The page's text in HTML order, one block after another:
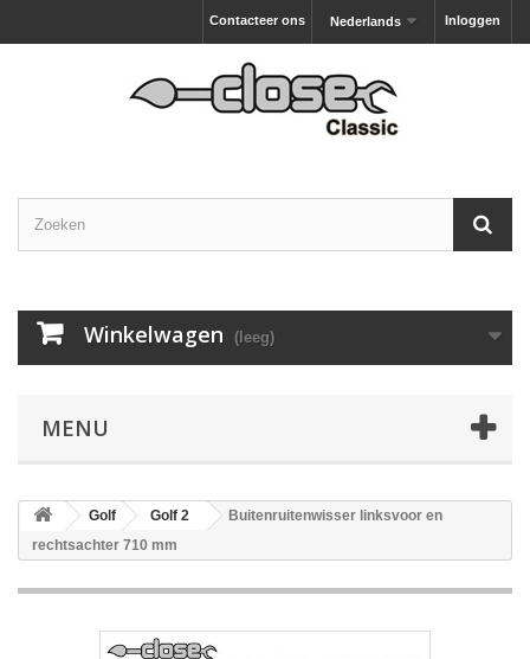
Inloggen
Nederlands
Contacteer ons
Winkelwagen (leeg)
MENU
Golf Golf 2
Buitenruitenwisser linksvoor en
rechtsachter 710 mm